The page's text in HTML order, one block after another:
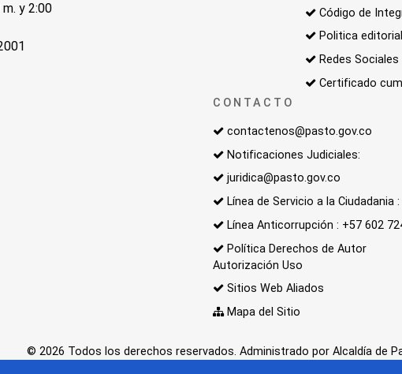
m. y 2:00
Código de
Politica editorial
Redes Sociales
Certificado
CONTACTO
contactenos@pasto.gov.co
Notificaciones Judiciales:
juridica@pasto.gov.co
Línea de Servicio a la Ciudadania
Línea Anticorrupción : +57 602
Política Derechos de Autor
Autorización Uso
Sitios Web Aliados
Mapa del Sitio
© 2026 Todos los derechos reservados. Administrado por Alcaldía de